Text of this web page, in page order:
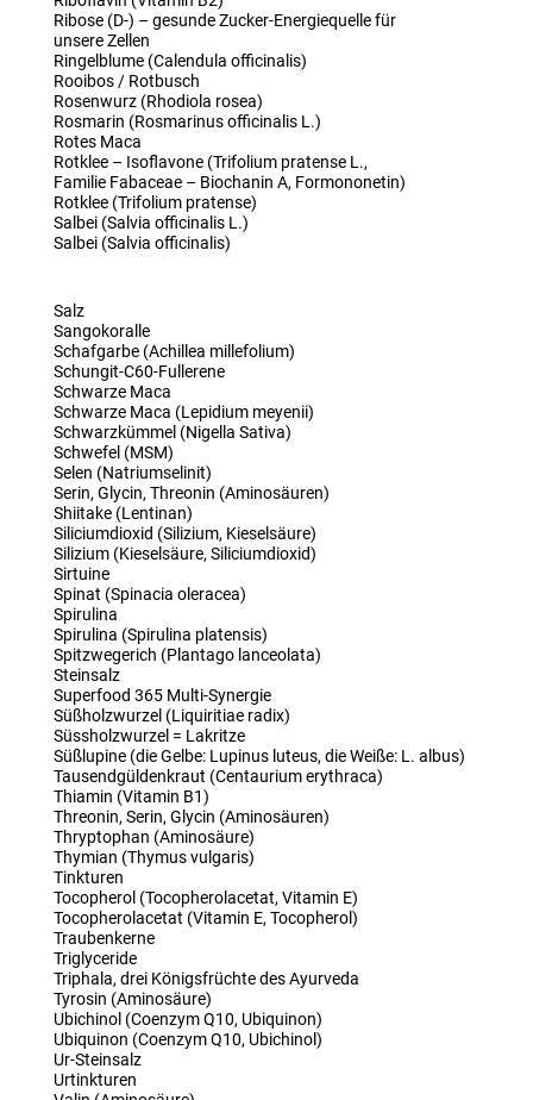
Ribose (D-) – gesunde Zucker-Energiequelle für
unsere Zellen
Ringelblume (Calendula officinalis)
Rooibos / Rotbusch
Rosenwurz (Rhodiola rosea)
Rosmarin (Rosmarinus officinalis L.)
Rotes Maca
Rotklee – Isoflavone (Trifolium pratense L.,
Familie Fabaceae – Biochanin A, Formononetin)
Rotklee (Trifolium pratense)
Salbei (Salvia officinalis L.)
Salbei (Salvia officinalis)
Salz
Sangokoralle
Schafgarbe (Achillea millefolium)
Schungit-C60-Fullerene
Schwarze Maca
Schwarze Maca (Lepidium meyenii)
Schwarzkümmel (Nigella Sativa)
Schwefel (MSM)
Selen (Natriumselinit)
Serin, Glycin, Threonin (Aminosäuren)
Shiitake (Lentinan)
Siliciumdioxid (Silizium, Kieselsäure)
Silizium (Kieselsäure, Siliciumdioxid)
Sirtuine
Spinat (Spinacia oleracea)
Spirulina
Spirulina (Spirulina platensis)
Spitzwegerich (Plantago lanceolata)
Steinsalz
Superfood 365 Multi-Synergie
Süßholzwurzel (Liquiritiae radix)
Süssholzwurzel = Lakritze
Süßlupine (die Gelbe: Lupinus luteus, die Weiße: L. albus)
Tausendgüldenkraut (Centaurium erythraca)
Thiamin (Vitamin B1)
Threonin, Serin, Glycin (Aminosäuren)
Thryptophan (Aminosäure)
Thymian (Thymus vulgaris)
Tinkturen
Tocopherol (Tocopherolacetat, Vitamin E)
Tocopherolacetat (Vitamin E, Tocopherol)
Traubenkerne
Triglyceride
Triphala, drei Königsfrüchte des Ayurveda
Tyrosin (Aminosäure)
Ubichinol (Coenzym Q10, Ubiquinon)
Ubiquinon (Coenzym Q10, Ubichinol)
Ur-Steinsalz
Urtinkturen